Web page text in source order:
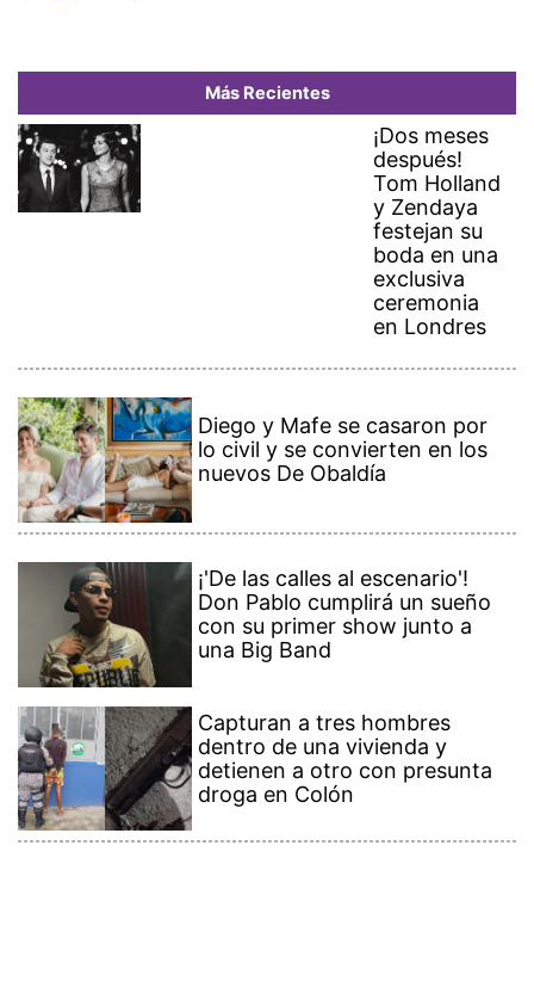
Más Recientes
¡Dos meses
después!
Tom Holland
y Zendaya
festejan su
boda en una
exclusiva
ceremonia
en Londres
Diego y Mafe se casaron por
lo civil y se convierten en los
nuevos De Obaldía
¡'De las calles al escenario'!
Don Pablo cumplirá un sueño
con su primer show junto a
una Big Band
Capturan a tres hombres
dentro de una vivienda y
detienen a otro con presunta
droga en Colón